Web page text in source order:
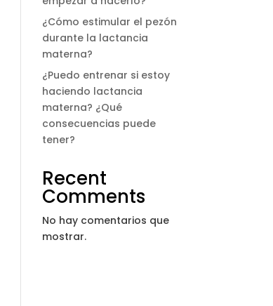
¿Cómo estimular el pezón
durante la lactancia
materna?
¿Puedo entrenar si estoy
haciendo lactancia
materna? ¿Qué
consecuencias puede
tener?
Recent
Comments
No hay comentarios que
mostrar.